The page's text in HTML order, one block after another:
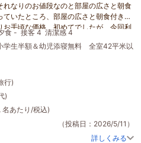
なりのお値段なのと部屋の広さと朝食
いたところ、部屋の広さと朝食付き、
お手頃な価格、初めてでしたが、今回利
清掃状態も良かったです。朝食ビュッ
らえるオムレツはとても美味しかった
から
万博会場夢洲横を通り夜だったので真っ
す。次の日は海遊館に行きました。ニ
の後も地下鉄で市街へスムーズに移動で
食 - 接客 4 清潔感 4
学生半額＆幼児添寝無料 全室42平米以
行)
)
あたり/税込)
（投稿日：2026/5/11）
詳しくみる